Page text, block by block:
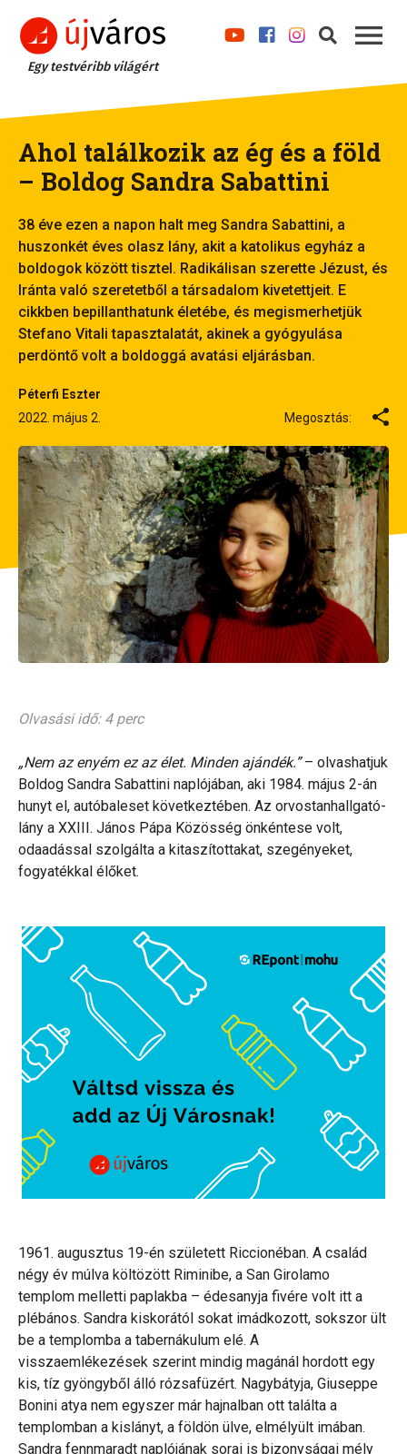
Egy testvéribb világért
Ahol találkozik az ég és a föld
– Boldog Sandra Sabattini
38 éve ezen a napon halt meg Sandra Sabattini, a
huszonkét éves olasz lány, akit a katolikus egyház a
boldogok között tisztel. Radikálisan szerette Jézust, és
Iránta való szeretetből a társadalom kivetettjeit. E
cikkben bepillanthatunk életébe, és megismerhetjük
Stefano Vitali tapasztalatát, akinek a gyógyulása
perdöntő volt a boldoggá avatási eljárásban.
Péterfi Eszter
2022. május 2.
Megosztás:
Olvasási idő: 4 perc
„Nem az enyém ez az élet. Minden ajándék.”– olvashatjuk
Boldog Sandra Sabattini naplójában, aki 1984. május 2-án
hunyt el, autóbaleset következtében. Az orvostanhallgató-
lány a XXIII. János Pápa Közösség önkéntese volt,
odaadással szolgálta a kitaszítottakat, szegényeket,
fogyatékkal élőket.
1961. augusztus 19-én született Riccionéban. A család
négy év múlva költözött Riminibe, a San Girolamo
templom melletti paplakba – édesanyja fivére volt itt a
plébános. Sandra kiskorától sokat imádkozott, sokszor ült
be a templomba a tabernákulum elé. A
visszaemlékezések szerint mindig magánál hordott egy
kis, tíz gyöngyből álló rózsafüzért. Nagybátyja, Giuseppe
Bonini atya nem egyszer már hajnalban ott találta a
templomban a kislányt, a földön ülve, elmélyült imában.
Sandra fennmaradt naplójának sorai is bizonyságai mély